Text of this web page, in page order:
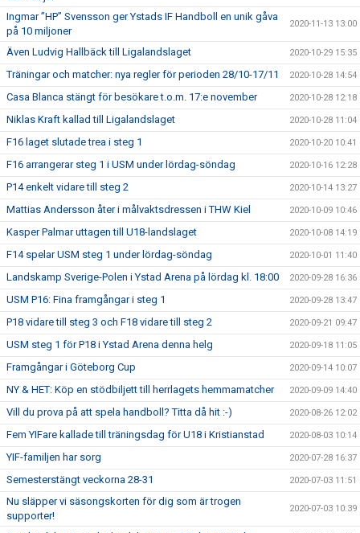
Ingmar ”HP” Svensson ger Ystads IF Handboll en unik gåva
på 10 miljoner
2020-11-13 13:00
Även Ludvig Hallbäck till Ligalandslaget 2020-10-29 15:35
Träningar och matcher: nya regler för perioden 28/10-17/11 2020-10-28 14:54
Casa Blanca stängt för besökare t.o.m. 17:e november 2020-10-28 12:18
Niklas Kraft kallad till Ligalandslaget 2020-10-28 11:04
F16 laget slutade trea i steg 1 2020-10-20 10:41
F16 arrangerar steg 1 i USM under lördag-söndag 2020-10-16 12:28
P14 enkelt vidare till steg 2 2020-10-14 13:27
Mattias Andersson åter i målvaktsdressen i THW Kiel 2020-10-09 10:46
Kasper Palmar uttagen till U18-landslaget 2020-10-08 14:19
F14 spelar USM steg 1 under lördag-söndag 2020-10-01 11:40
Landskamp Sverige-Polen i Ystad Arena på lördag kl. 18:00 2020-09-28 16:36
USM P16: Fina framgångar i steg 1 2020-09-28 13:47
P18 vidare till steg 3 och F18 vidare till steg 2 2020-09-21 09:47
USM steg 1 för P18 i Ystad Arena denna helg 2020-09-18 11:05
Framgångar i Göteborg Cup 2020-09-14 10:07
NY & HET: Köp en stödbiljett till herrlagets hemmamatcher 2020-09-09 14:40
Vill du prova på att spela handboll? Titta då hit :-) 2020-08-26 12:02
Fem YIFare kallade till träningsdag för U18 i Kristianstad 2020-08-03 10:14
YIF-familjen har sorg 2020-07-28 16:37
Semesterstängt veckorna 28-31 2020-07-03 11:51
Nu släpper vi säsongskorten för dig som är trogen
supporter!
2020-07-03 10:39